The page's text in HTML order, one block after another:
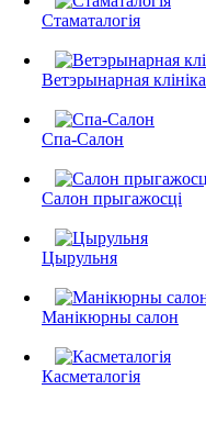
Стаматалогія
Ветэрынарная клініка
Спа-Салон
Салон прыгажосці
Цырульня
Манікюрны салон
Касметалогія